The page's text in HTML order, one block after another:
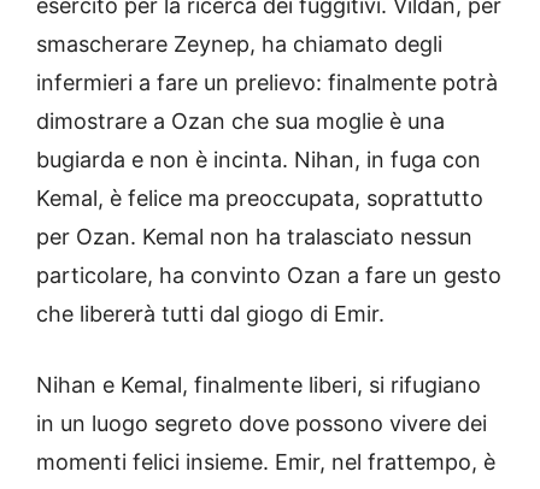
esercito per la ricerca dei fuggitivi. Vildan, per
smascherare Zeynep, ha chiamato degli
infermieri a fare un prelievo: finalmente potrà
dimostrare a Ozan che sua moglie è una
bugiarda e non è incinta. Nihan, in fuga con
Kemal, è felice ma preoccupata, soprattutto
per Ozan. Kemal non ha tralasciato nessun
particolare, ha convinto Ozan a fare un gesto
che libererà tutti dal giogo di Emir.
Nihan e Kemal, finalmente liberi, si rifugiano
in un luogo segreto dove possono vivere dei
momenti felici insieme. Emir, nel frattempo, è